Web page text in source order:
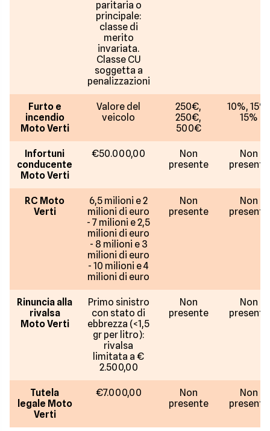
paritaria o
principale:
classe di
merito
invariata.
Classe CU
soggetta a
penalizzazioni
Furto e
incendio
Moto Verti
Valore del
veicolo
250€,
250€,
500€
10%, 15%,
15%
Infortuni
conducente
Moto Verti
€50.000,00
Non
presente
Non
presente
RC Moto
Verti
6,5 milioni e 2
milioni di euro
- 7 milioni e 2,5
milioni di euro
- 8 milioni e 3
milioni di euro
- 10 milioni e 4
milioni di euro
Non
presente
Non
presente
Rinuncia alla
rivalsa
Moto Verti
Primo sinistro
con stato di
ebbrezza (<1,5
gr per litro):
rivalsa
limitata a €
2.500,00
Non
presente
Non
presente
Tutela
legale Moto
Verti
€7.000,00
Non
presente
Non
presente